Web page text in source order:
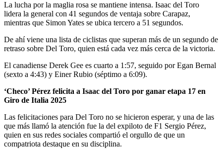
La lucha por la maglia rosa se mantiene intensa. Isaac del Toro
lidera la general con 41 segundos de ventaja sobre Carapaz,
mientras que Simon Yates se ubica tercero a 51 segundos.
De ahí viene una lista de ciclistas que superan más de un segundo de
retraso sobre Del Toro, quien está cada vez más cerca de la victoria.
El canadiense Derek Gee es cuarto a 1:57, seguido por Egan Bernal
(sexto a 4:43) y Einer Rubio (séptimo a 6:09).
‘Checo’ Pérez felicita a Isaac del Toro por ganar etapa 17 en
Giro de Italia 2025
Las felicitaciones para Del Toro no se hicieron esperar, y una de las
que más llamó la atención fue la del expiloto de F1 Sergio Pérez,
quien en sus redes sociales compartió el orgullo de que un
compatriota destaque en su disciplina.